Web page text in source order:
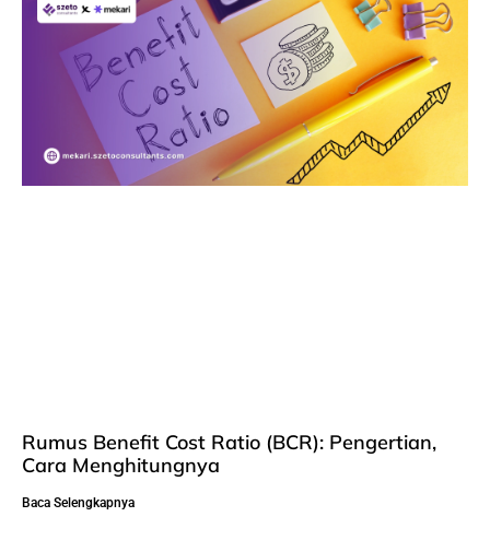
Rumus Benefit Cost Ratio (BCR): Pengertian,
Cara Menghitungnya
Baca Selengkapnya